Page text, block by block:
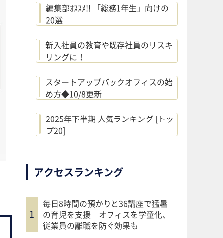
編集部ｵｽｽﾒ!! 「総務1年生」向けの
20選
新入社員の教育や既存社員のリスキ
リングに！
スタートアップバックオフィスの始
め方◆10/8更新
2025年下半期 人気ランキング [トッ
プ20]
アクセスランキング
毎日8時間の預かりと36講座で猛暑
の育児を支援 オフィスを学童化、
従業員の離職を防ぐ効果も